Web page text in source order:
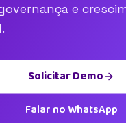
e
Solicitar Demo
Falar no WhatsApp